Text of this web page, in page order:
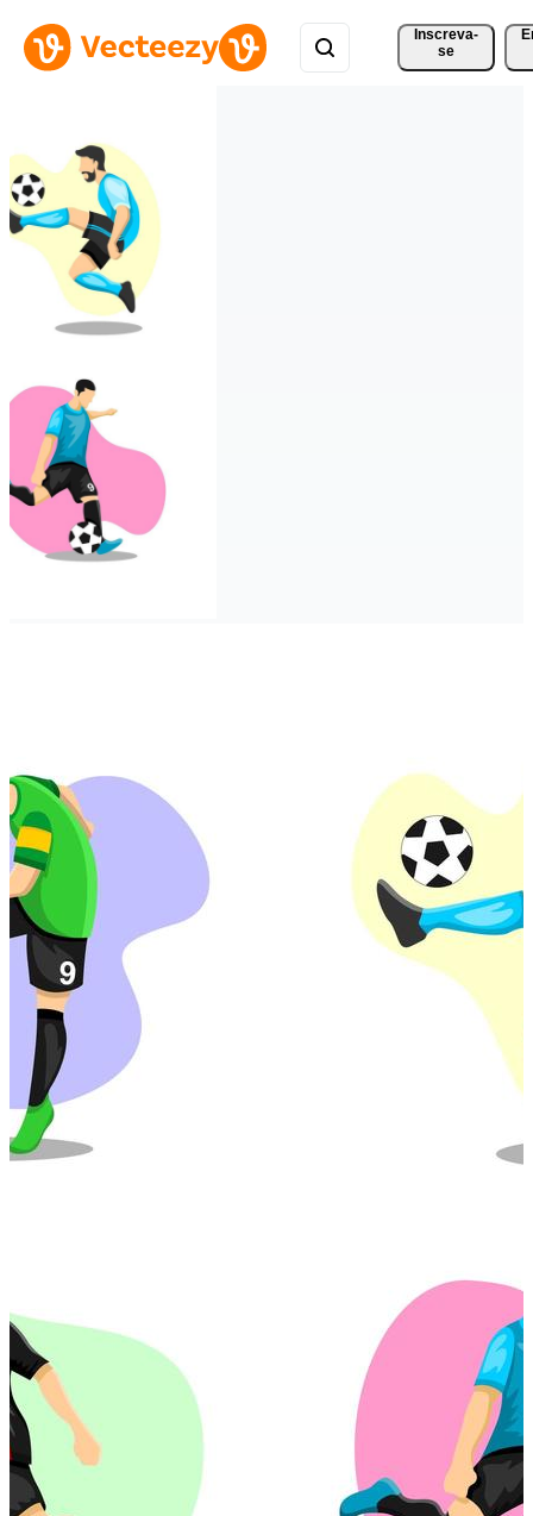
Inscreva-
se